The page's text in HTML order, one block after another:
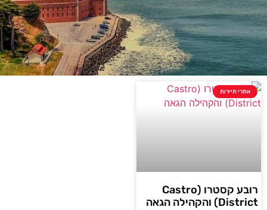
אתרי תיירות
רובע קסטרו (Castro
District) והקהילה הגאה